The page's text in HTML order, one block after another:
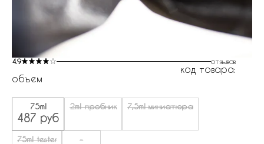
4.9 отзывов
код товара:
объем
75ml
487 руб
2ml пробник 7,5ml миниатюра
75ml tester -